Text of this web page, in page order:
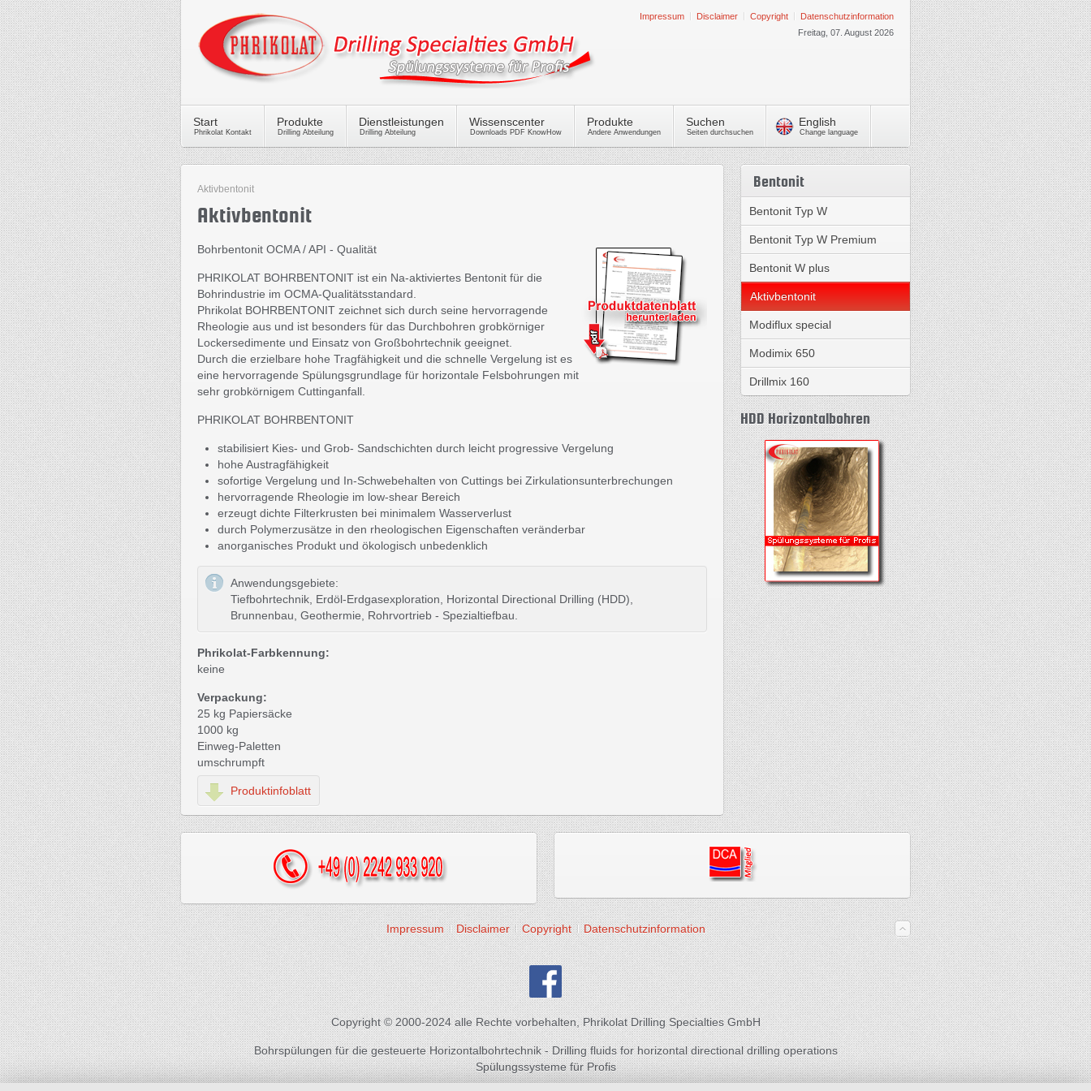
Impressum Disclaimer Copyright
Datenschutzinformation
Freitag, 07. August 2026
Start
Phrikolat Kontakt
Produkte
Drilling Abteilung
Dienstleistungen
Drilling Abteilung
Wissenscenter
Downloads PDF KnowHow
Produkte
Andere Anwendungen
Suchen
Seiten durchsuchen
English
Change language
Aktivbentonit
Aktivbentonit
Bohrbentonit OCMA / API - Qualität
PHRIKOLAT BOHRBENTONIT ist ein Na-aktiviertes Bentonit für die
Bohrindustrie im OCMA-Qualitätsstandard.
Phrikolat BOHRBENTONIT zeichnet sich durch seine hervorragende
Rheologie aus und ist besonders für das Durchbohren grobkörniger
Lockersedimente und Einsatz von Großbohrtechnik geeignet.
Durch die erzielbare hohe Tragfähigkeit und die schnelle Vergelung ist es
eine hervorragende Spülungsgrundlage für horizontale Felsbohrungen mit
sehr grobkörnigem Cuttinganfall.
PHRIKOLAT BOHRBENTONIT
stabilisiert Kies- und Grob- Sandschichten durch leicht progressive Vergelung
hohe Austragfähigkeit
sofortige Vergelung und In-Schwebehalten von Cuttings bei Zirkulationsunterbrechungen
hervorragende Rheologie im low-shear Bereich
erzeugt dichte Filterkrusten bei minimalem Wasserverlust
durch Polymerzusätze in den rheologischen Eigenschaften veränderbar
anorganisches Produkt und ökologisch unbedenklich
Anwendungsgebiete:
Tiefbohrtechnik, Erdöl-Erdgasexploration, Horizontal Directional Drilling (HDD),
Brunnenbau, Geothermie, Rohrvortrieb - Spezialtiefbau.
Phrikolat-Farbkennung:
keine
Verpackung:
25 kg Papiersäcke
1000 kg
Einweg-Paletten
umschrumpft
Produktinfoblatt
Bentonit
Bentonit Typ W
Bentonit Typ W Premium
Bentonit W plus
Aktivbentonit
Modiflux special
Modimix 650
Drillmix 160
HDD Horizontalbohren
Impressum Disclaimer Copyright Datenschutzinformation
Copyright © 2000-2024 alle Rechte vorbehalten, Phrikolat Drilling Specialties GmbH
Bohrspülungen für die gesteuerte Horizontalbohrtechnik - Drilling fluids for horizontal directional drilling operations
Spülungssysteme für Profis